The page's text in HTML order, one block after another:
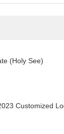
Customized